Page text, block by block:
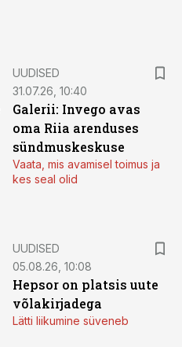
UUDISED
31.07.26, 10:40
Galerii: Invego avas
oma Riia arenduses
sündmuskeskuse
Vaata, mis avamisel toimus ja
kes seal olid
UUDISED
05.08.26, 10:08
Hepsor on platsis uute
võlakirjadega
Lätti liikumine süveneb